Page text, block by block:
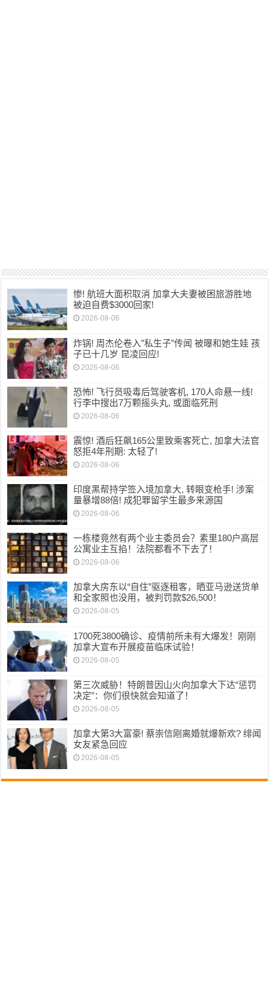
惨! 航班大面积取消 加拿大夫妻被困旅游胜地
被迫自费$3000回家!
2026-08-06
炸锅! 周杰伦卷入”私生子”传闻 被曝和她生娃 孩
子已十几岁 昆凌回应!
2026-08-06
恐怖! 飞行员吸毒后驾驶客机, 170人命悬一线!
行李中搜出7万颗摇头丸, 或面临死刑
2026-08-06
震惊! 酒后狂飙165公里致乘客死亡, 加拿大法官
怒拒4年刑期: 太轻了!
2026-08-06
印度黑帮持学签入境加拿大, 转眼变枪手! 涉案
量暴增88倍! 成犯罪留学生最多来源国
2026-08-06
一栋楼竟然有两个业主委员会？素里180户高层
公寓业主互掐！法院都看不下去了！
2026-08-06
加拿大房东以“自住”驱逐租客，晒亚马逊送货单
和全家照也没用，被判罚款$26,500！
2026-08-05
1700死3800确诊、疫情前所未有大爆发！刚刚
加拿大宣布开展疫苗临床试验！
2026-08-05
第三次威胁！特朗普因山火向加拿大下达“惩罚
决定”：你们很快就会知道了！
2026-08-05
加拿大第3大富豪! 蔡崇信刚离婚就爆新欢? 绯闻
女友紧急回应
2026-08-05